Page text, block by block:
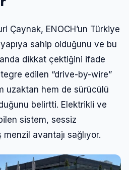
Çaynak, ENOCH’un Türkiye
sahip olduğunu ve bu
dikkat çektiğini ifade
edilen “drive-by-wire”
uzaktan hem de sürücülü
belirtti. Elektrikli ve
sistem, sessiz
avantajı sağlıyor.
Şifremi Unuttum
Giriş Yap